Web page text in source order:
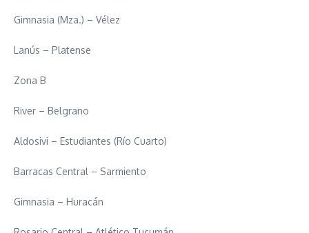
Gimnasia (Mza.) – Vélez
Lanús – Platense
Zona B
River – Belgrano
Aldosivi – Estudiantes (Río Cuarto)
Barracas Central – Sarmiento
Gimnasia – Huracán